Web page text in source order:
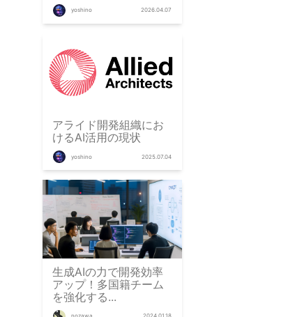
yoshino 2026.04.07
アライド開発組織にお
けるAI活用の現状
yoshino 2025.07.04
生成AIの力で開発効率
アップ！多国籍チーム
を強化する...